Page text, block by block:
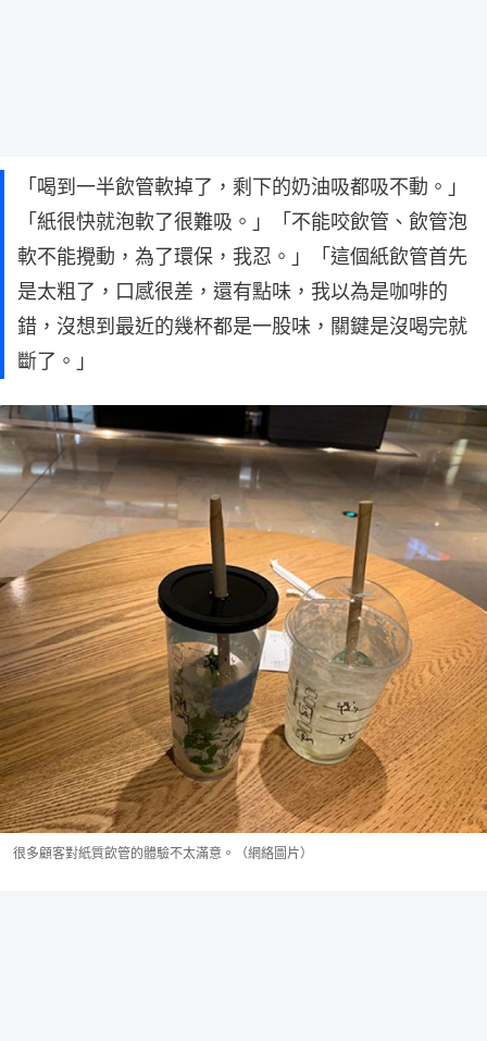
「喝到一半飲管軟掉了，剩下的奶油吸都吸不動。」
「紙很快就泡軟了很難吸。」「不能咬飲管、飲管泡
軟不能攪動，為了環保，我忍。」「這個紙飲管首先
是太粗了，口感很差，還有點味，我以為是咖啡的
錯，沒想到最近的幾杯都是一股味，關鍵是沒喝完就
斷了。」
很多顧客對紙質飲管的體驗不太滿意。（網絡圖片）